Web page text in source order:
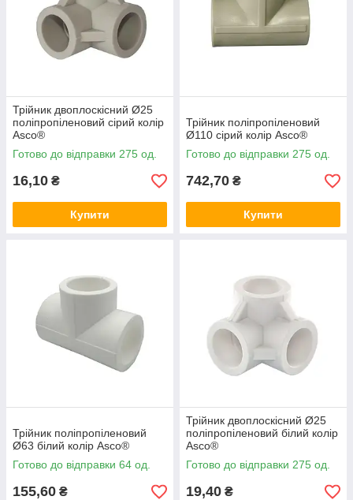
Трійник двоплоскісний Ø25
поліпропіленовий сірий колір
Asco®
Готово до відправки 275 од.
16,10 ₴
Купити
Трійник поліпропіленовий
Ø110 сірий колір Asco®
Готово до відправки 275 од.
742,70 ₴
Купити
Трійник поліпропіленовий
Ø63 білий колір Asco®
Готово до відправки 64 од.
155,60 ₴
Трійник двоплоскісний Ø25
поліпропіленовий білий колір
Asco®
Готово до відправки 275 од.
19,40 ₴